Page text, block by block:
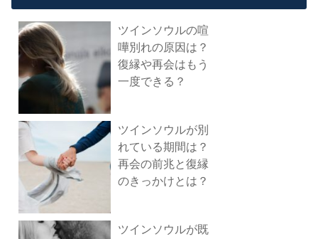
ツインソウルの喧
嘩別れの原因は？
復縁や再会はもう
一度できる？
ツインソウルが別
れている期間は？
再会の前兆と復縁
のきっかけとは？
ツインソウルが既